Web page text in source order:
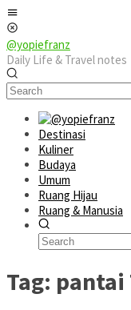
Skip
to
content
@yopiefranz
Daily Life & Travel notes
Destinasi
Kuliner
Budaya
Umum
Ruang Hijau
Ruang & Manusia
Tag: pantai